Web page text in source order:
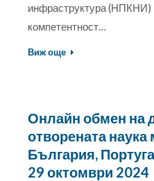
инфраструктура (НПКНИ)
компетентност…
Виж още
Онлайн обмен на
отворената
България,
29 октомври 2024